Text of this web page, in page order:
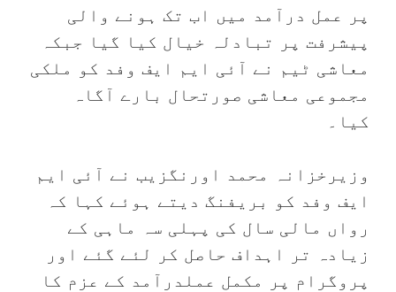
پر عمل درآمد میں اب تک ہونے والی
پیشرفت پر تبادلہ خیال کیا گیا جبکہ
معاشی ٹیم نے آئی ایم ایف وفد کو ملکی
مجموعی معاشی صورتحال بارے آگاہ
کیا۔
وزیرخزانہ محمد اورنگزیب نے آئی ایم
ایف وفد کو بریفنگ دیتے ہوئے کہا کہ
رواں مالی سال کی پہلی سہ ماہی کے
زیادہ تر اہداف حاصل کر لئے گئے اور
پروگرام پر مکمل عملدرآمد کے عزم کا